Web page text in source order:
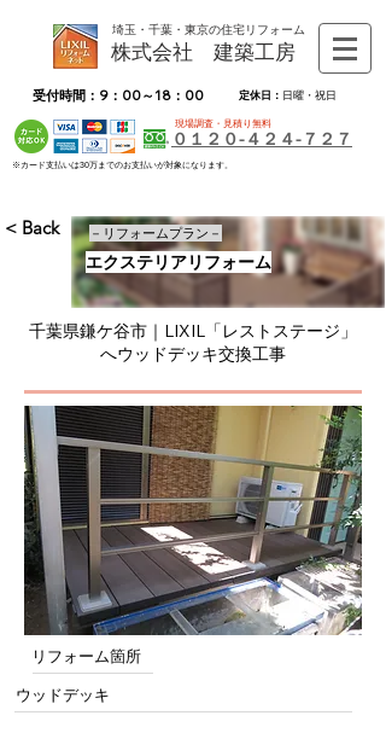
埼玉・千葉・東京の住宅リフォーム
株式会社 建築工房
受付時間：9：00～18：00 定休日： 日曜・祝日
現場調査・見積り無料
０１２０-４２４-７２７
※カード支払いは30万までのお支払いが対象になります。
< Back
エクステリアリフォーム
－リフォームプラン－
千葉県鎌ケ谷市｜LIXIL「レストステージ」
へウッドデッキ交換工事
リフォーム箇所
ウッドデッキ